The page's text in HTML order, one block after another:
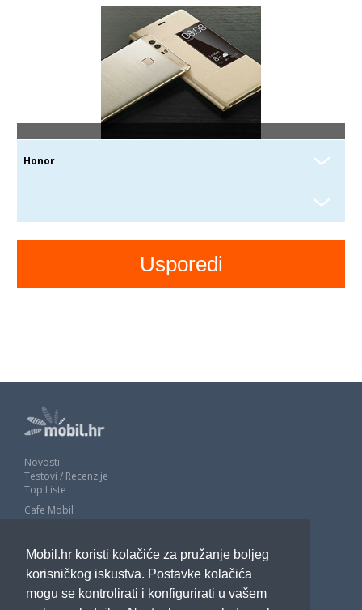
Mobil.hr koristi kolačiće za pružanje boljeg
korisničkog iskustva. Postavke kolačića
mogu se kontrolirati i konfigurirati u vašem
Novosti
Testovi / Recenzije
Top Liste
Cafe Mobil
Impressum
Marketing
Pravne odredbe
Izjava o privatnosti